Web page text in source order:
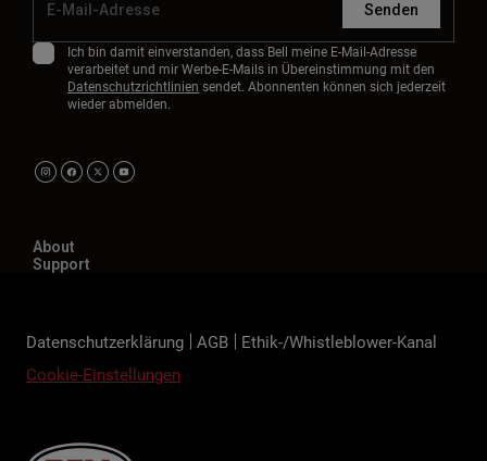
Senden
Ich bin damit einverstanden, dass Bell meine E-Mail-Adresse
verarbeitet und mir Werbe-E-Mails in Übereinstimmung mit den
Datenschutzrichtlinien sendet. Abonnenten können sich jederzeit
wieder abmelden.
About
Support
Datenschutzerklärung AGB
Ethik-/Whistleblower-Kanal
Cookie-Einstellungen